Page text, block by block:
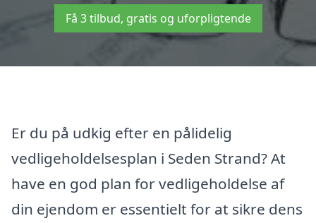
Få 3 tilbud, gratis og uforpligtende
Er du på udkig efter en pålidelig
vedligeholdelsesplan i Seden Strand? At
have en god plan for vedligeholdelse af
din ejendom er essentielt for at sikre dens